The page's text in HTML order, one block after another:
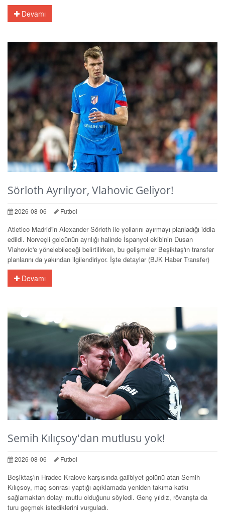
Devamı
Sörloth Ayrılıyor, Vlahovic Geliyor!
2026-08-06 Futbol
Atletico Madrid'in Alexander Sörloth ile yollarını ayırmayı planladığı iddia
edildi. Norveçli golcünün ayrılığı halinde İspanyol ekibinin Dusan
Vlahovic'e yönelebileceği belirtilirken, bu gelişmeler Beşiktaş'ın transfer
planlarını da yakından ilgilendiriyor. İşte detaylar (BJK Haber Transfer)
Devamı
Semih Kılıçsoy'dan mutlusu yok!
2026-08-06 Futbol
Beşiktaş'ın Hradec Kralove karşısında galibiyet golünü atan Semih
Kılıçsoy, maç sonrası yaptığı açıklamada yeniden takıma katkı
sağlamaktan dolayı mutlu olduğunu söyledi. Genç yıldız, rövanşta da
turu geçmek istediklerini vurguladı.